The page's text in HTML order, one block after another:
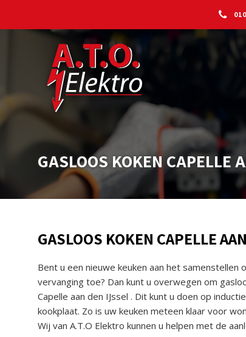
GASLOOS KOKEN CAPELLE
GASLOOS KOKEN CAPELLE
Bent u een nieuwe keuken aan het samenstellen
vervanging toe? Dan kunt u overwegen om
Capelle aan den IJssel . Dit kunt u doen op
kookplaat. Zo is uw keuken meteen klaar voor
Wij van A.T.O Elektro kunnen u helpen met de